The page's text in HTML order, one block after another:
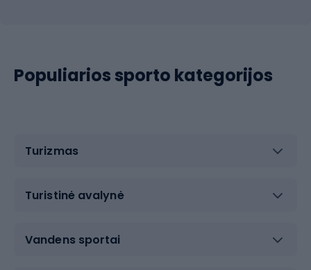
Populiarios sporto kategorijos
Turizmas
Turistinė avalynė
Vandens sportai